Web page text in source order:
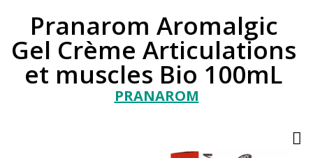
Pranarom Aromalgic
Gel Crème Articulations
et muscles Bio 100mL
PRANAROM